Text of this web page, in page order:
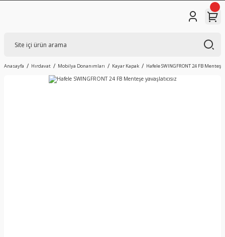
Anasayfa Hırdavat Mobilya Donanımları Kayar Kapak Hafele SWINGFRONT 24 FB Menteşe